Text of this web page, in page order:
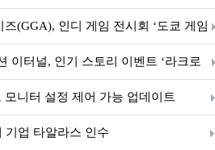
(GGA), 인디 게임 전시회 ‘도쿄 게임
이터널, 인기 스토리 이벤트 ‘라크로
기념 이벤트 실시!
모니터 설정 제어 가능 업데이트
기업 타알라스 인수